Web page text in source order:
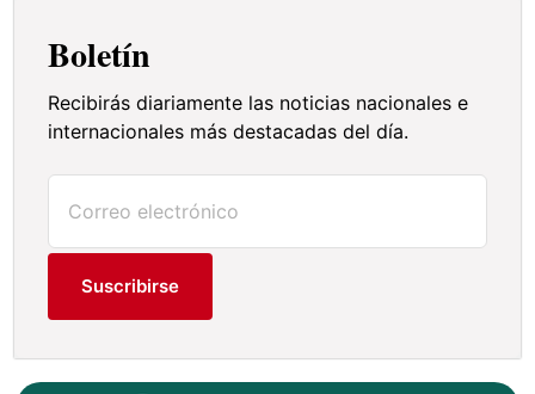
Boletín
Recibirás diariamente las noticias nacionales e
internacionales más destacadas del día.
Suscribirse